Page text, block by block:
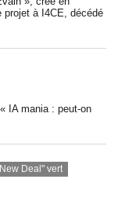
projet à I4CE, décédé
IA mania : peut-on
Deal" vert